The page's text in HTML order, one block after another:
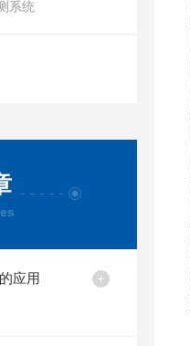
系统
应用